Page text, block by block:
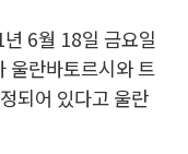
6월 18일 금요일
울란바토르시와 트
되어 있다고 울란